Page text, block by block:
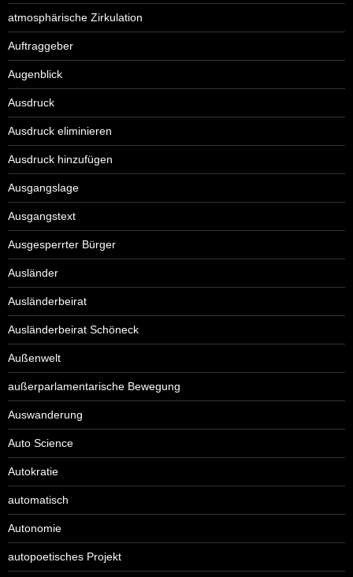
atmosphärische Zirkulation
Auftraggeber
Augenblick
Ausdruck
Ausdruck eliminieren
Ausdruck hinzufügen
Ausgangslage
Ausgangstext
Ausgesperrter Bürger
Ausländer
Ausländerbeirat
Ausländerbeirat Schöneck
Außenwelt
außerparlamentarische Bewegung
Auswanderung
Auto Science
Autokratie
automatisch
Autonomie
autopoetisches Projekt